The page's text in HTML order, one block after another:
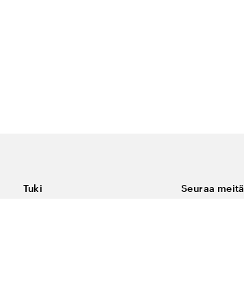
Tuki Seuraa meitä